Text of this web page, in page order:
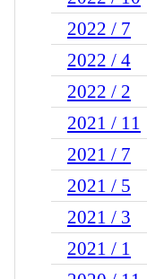
2022 / 7
2022 / 4
2022 / 2
2021 / 11
2021 / 7
2021 / 5
2021 / 3
2021 / 1